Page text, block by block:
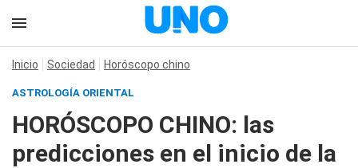
Inicio Sociedad Horóscopo chino
ASTROLOGÍA ORIENTAL
HORÓSCOPO CHINO: las
predicciones en el inicio de la